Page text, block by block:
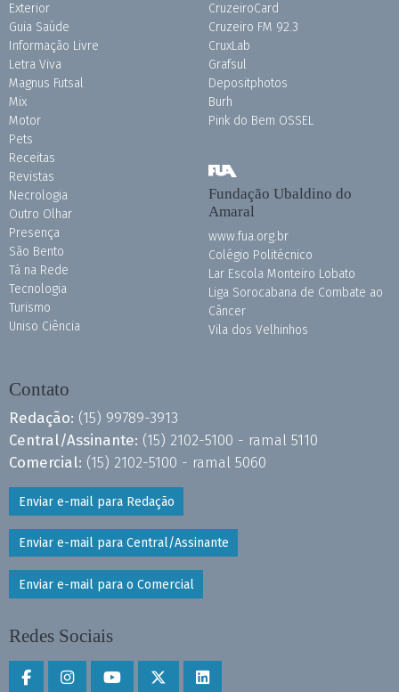
Exterior
Guia Saúde
Informação Livre
Letra Viva
Magnus Futsal
Mix
Motor
Pets
Receitas
Revistas
Necrologia
Outro Olhar
Presença
São Bento
Tá na Rede
Tecnologia
Turismo
Uniso Ciência
CruzeiroCard
Cruzeiro FM 92.3
CruxLab
Grafsul
Depositphotos
Burh
Pink do Bem OSSEL
Fundação Ubaldino do
Amaral
www.fua.org.br
Colégio Politécnico
Lar Escola Monteiro Lobato
Liga Sorocabana de Combate ao
Câncer
Vila dos Velhinhos
Contato
Redação: (15) 99789-3913
Central/Assinante: (15) 2102-5100 - ramal 5110
Comercial: (15) 2102-5100 - ramal 5060
Enviar e-mail para Redação
Enviar e-mail para Central/Assinante
Enviar e-mail para o Comercial
Redes Sociais